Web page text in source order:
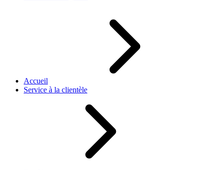
Accueil
Service à la clientèle